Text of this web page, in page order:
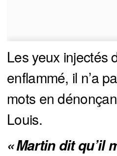
Les yeux injectés
enflammé, il n’a
mots en
Louis.
« Martin dit qu’il